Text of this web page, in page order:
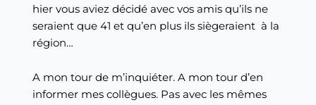
hier vous aviez décidé avec vos amis qu’ils ne
seraient que 41 et qu’en plus ils siègeraient à la
région…
A mon tour de m’inquiéter. A mon tour d’en
informer mes collègues. Pas avec les mêmes